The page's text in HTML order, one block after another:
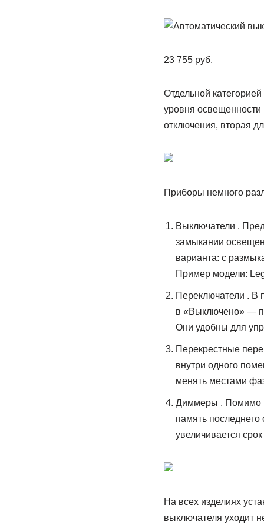
23 755 руб.
Отдельной
уровня
отключения, вторая
Приборы немного
Выключатели .
замыкании
варианта: с
Пример модели:
Переключатели . В
в «Выключено» —
Они удобны для
Перекрестные
внутри одного
менять местами
Диммеры . Помимо
память последнего
увеличивается
На всех изделиях
выключателя уходит